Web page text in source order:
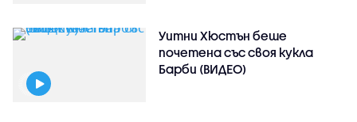
Уитни Хюстън беше
почетена със своя кукла
Барби (ВИДЕО)